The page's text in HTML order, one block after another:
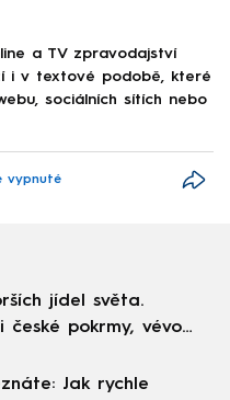
a TV zpravodajství
i v textové podobě, které
sociálních sítích nebo
vypnuté
jídel světa.
pokrmy, vévodí
Jak rychle